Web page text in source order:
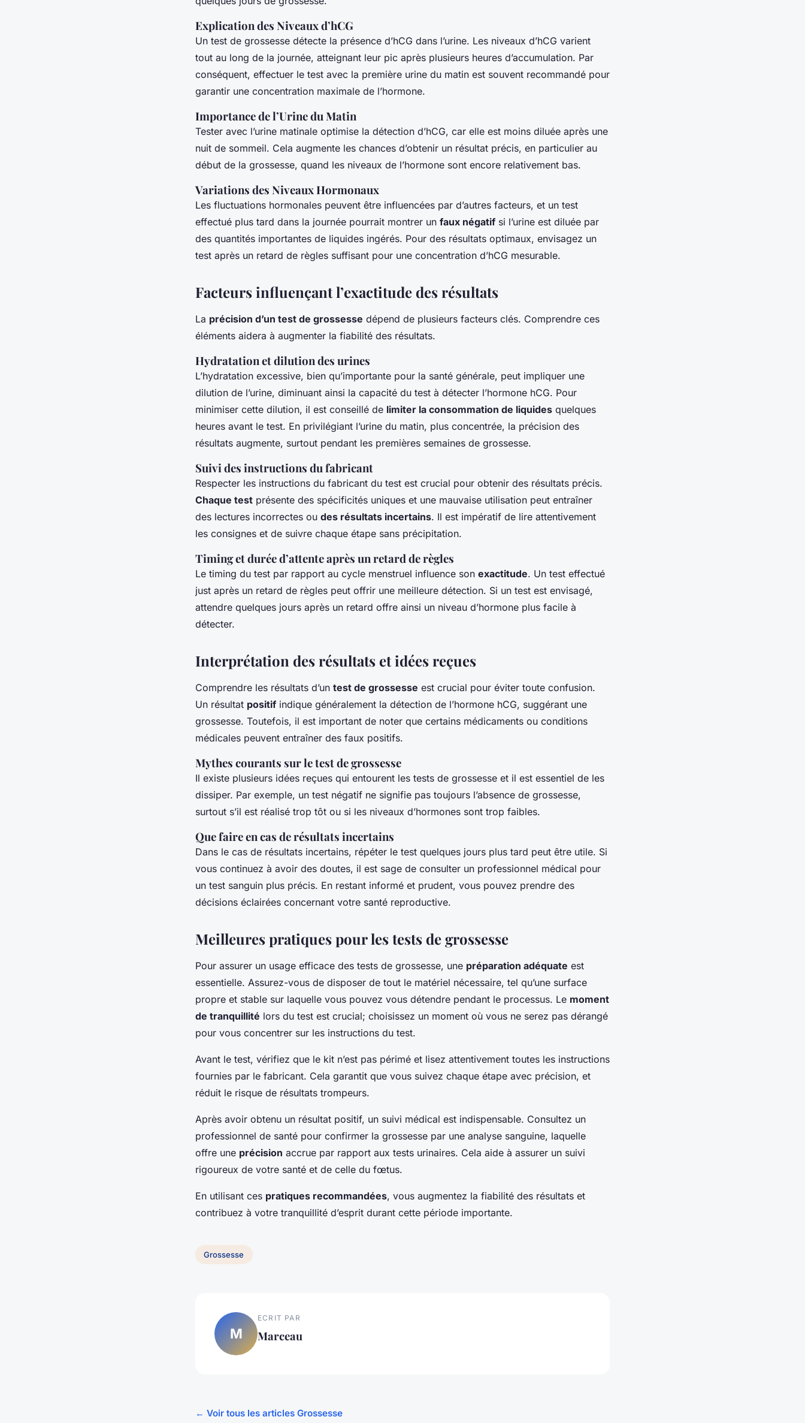
Explication des Niveaux d’hCG
Un test de grossesse détecte la présence d’hCG dans l’urine. Les niveaux d’hCG varient
tout au long de la journée, atteignant leur pic après plusieurs heures d’accumulation. Par
conséquent, effectuer le test avec la première urine du matin est souvent recommandé pour
garantir une concentration maximale de l’hormone.
Importance de l’Urine du Matin
Tester avec l’urine matinale optimise la détection d’hCG, car elle est moins diluée après une
nuit de sommeil. Cela augmente les chances d’obtenir un résultat précis, en particulier au
début de la grossesse, quand les niveaux de l’hormone sont encore relativement bas.
Variations des Niveaux Hormonaux
Les fluctuations hormonales peuvent être influencées par d’autres facteurs, et un test
effectué plus tard dans la journée pourrait montrer un faux négatif si l’urine est diluée par
des quantités importantes de liquides ingérés. Pour des résultats optimaux, envisagez un
test après un retard de règles suffisant pour une concentration d’hCG mesurable.
Facteurs influençant l’exactitude des résultats
La précision d’un test de grossesse dépend de plusieurs facteurs clés. Comprendre ces
éléments aidera à augmenter la fiabilité des résultats.
Hydratation et dilution des urines
L’hydratation excessive, bien qu’importante pour la santé générale, peut impliquer une
dilution de l’urine, diminuant ainsi la capacité du test à détecter l’hormone hCG. Pour
minimiser cette dilution, il est conseillé de limiter la consommation de liquides quelques
heures avant le test. En privilégiant l’urine du matin, plus concentrée, la précision des
résultats augmente, surtout pendant les premières semaines de grossesse.
Suivi des instructions du fabricant
Respecter les instructions du fabricant du test est crucial pour obtenir des résultats précis.
Chaque test présente des spécificités uniques et une mauvaise utilisation peut entraîner
des lectures incorrectes ou des résultats incertains. Il est impératif de lire attentivement
les consignes et de suivre chaque étape sans précipitation.
Timing et durée d’attente après un retard de règles
Le timing du test par rapport au cycle menstruel influence son exactitude. Un test effectué
just après un retard de règles peut offrir une meilleure détection. Si un test est envisagé,
attendre quelques jours après un retard offre ainsi un niveau d’hormone plus facile à
détecter.
Interprétation des résultats et idées reçues
Comprendre les résultats d’un test de grossesse est crucial pour éviter toute confusion.
Un résultat positif indique généralement la détection de l’hormone hCG, suggérant une
grossesse. Toutefois, il est important de noter que certains médicaments ou conditions
médicales peuvent entraîner des faux positifs.
Mythes courants sur le test de grossesse
Il existe plusieurs idées reçues qui entourent les tests de grossesse et il est essentiel de les
dissiper. Par exemple, un test négatif ne signifie pas toujours l’absence de grossesse,
surtout s’il est réalisé trop tôt ou si les niveaux d’hormones sont trop faibles.
Que faire en cas de résultats incertains
Dans le cas de résultats incertains, répéter le test quelques jours plus tard peut être utile. Si
vous continuez à avoir des doutes, il est sage de consulter un professionnel médical pour
un test sanguin plus précis. En restant informé et prudent, vous pouvez prendre des
décisions éclairées concernant votre santé reproductive.
Meilleures pratiques pour les tests de grossesse
Pour assurer un usage efficace des tests de grossesse, une préparation adéquate est
essentielle. Assurez-vous de disposer de tout le matériel nécessaire, tel qu’une surface
propre et stable sur laquelle vous pouvez vous détendre pendant le processus. Le moment
de tranquillité lors du test est crucial; choisissez un moment où vous ne serez pas dérangé
pour vous concentrer sur les instructions du test.
Avant le test, vérifiez que le kit n’est pas périmé et lisez attentivement toutes les instructions
fournies par le fabricant. Cela garantit que vous suivez chaque étape avec précision, et
réduit le risque de résultats trompeurs.
Après avoir obtenu un résultat positif, un suivi médical est indispensable. Consultez un
professionnel de santé pour confirmer la grossesse par une analyse sanguine, laquelle
offre une précision accrue par rapport aux tests urinaires. Cela aide à assurer un suivi
rigoureux de votre santé et de celle du fœtus.
En utilisant ces pratiques recommandées, vous augmentez la fiabilité des résultats et
contribuez à votre tranquillité d’esprit durant cette période importante.
Grossesse
M
ECRIT PAR
Marceau
← Voir tous les articles Grossesse